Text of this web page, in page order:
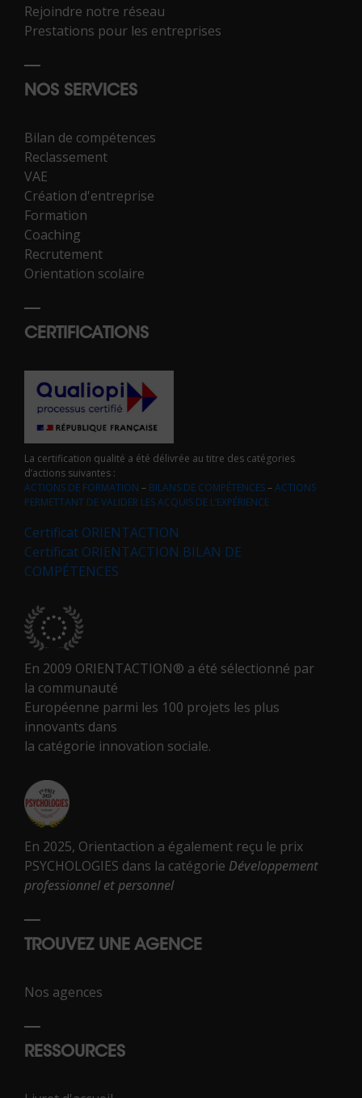
Rejoindre notre réseau
Prestations pour les entreprises
NOS SERVICES
Bilan de compétences
Reclassement
VAE
Création d'entreprise
Formation
Coaching
Recrutement
Orientation scolaire
CERTIFICATIONS
La certification qualité a été délivrée au titre des catégories
d’actions suivantes :
ACTIONS DE FORMATION – BILANS DE COMPÉTENCES–ACTIONS
PERMETTANT DE VALIDER LES ACQUIS DE L’EXPÉRIENCE
Certificat ORIENTACTION
Certificat ORIENTACTION BILAN DE
COMPÉTENCES
En 2009 ORIENTACTION® a été sélectionné par
la communauté
Européenne parmi les 100 projets les plus
innovants dans
la catégorie innovation sociale.
En 2025, Orientaction a également reçu le prix
PSYCHOLOGIES dans la catégorie Développement
professionnel et personnel
TROUVEZ UNE AGENCE
Nos agences
RESSOURCES